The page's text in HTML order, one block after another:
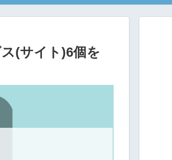
(サイト)6個を